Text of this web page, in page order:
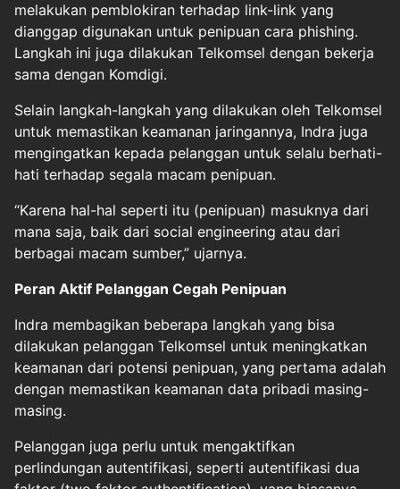
melakukan pemblokiran terhadap link-link yang
dianggap digunakan untuk penipuan cara phishing.
Langkah ini juga dilakukan Telkomsel dengan bekerja
sama dengan Komdigi.
Selain langkah-langkah yang dilakukan oleh Telkomsel
untuk memastikan keamanan jaringannya, Indra juga
mengingatkan kepada pelanggan untuk selalu berhati-
hati terhadap segala macam penipuan.
“Karena hal-hal seperti itu (penipuan) masuknya dari
mana saja, baik dari social engineering atau dari
berbagai macam sumber,” ujarnya.
Peran Aktif Pelanggan Cegah Penipuan
Indra membagikan beberapa langkah yang bisa
dilakukan pelanggan Telkomsel untuk meningkatkan
keamanan dari potensi penipuan, yang pertama adalah
dengan memastikan keamanan data pribadi masing-
masing.
Pelanggan juga perlu untuk mengaktifkan
perlindungan autentifikasi, seperti autentifikasi dua